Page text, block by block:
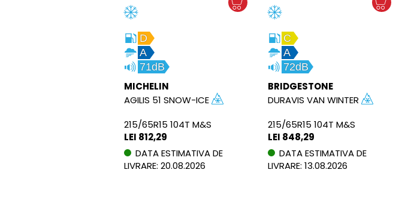
D
A
71dB
MICHELIN
AGILIS 51 SNOW-ICE
215/65R15 104T M&S
LEI 812,29
DATA ESTIMATIVA DE
LIVRARE: 20.08.2026
C
A
72dB
BRIDGESTONE
DURAVIS VAN WINTER
215/65R15 104T M&S
LEI 848,29
DATA ESTIMATIVA DE
LIVRARE: 13.08.2026